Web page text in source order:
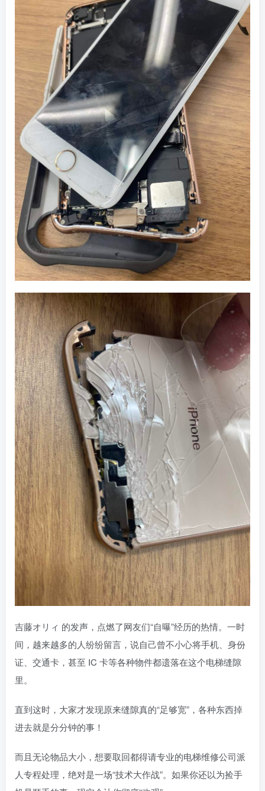
吉藤オリィ 的发声，点燃了网友们“自曝”经历的热情。一时
间，越来越多的人纷纷留言，说自己曾不小心将手机、身份
证、交通卡，甚至 IC 卡等各种物件都遗落在这个电梯缝隙
里。
直到这时，大家才发现原来缝隙真的“足够宽”，各种东西掉
进去就是分分钟的事！
而且无论物品大小，想要取回都得请专业的电梯维修公司派
人专程处理，绝对是一场“技术大作战”。如果你还以为捡手